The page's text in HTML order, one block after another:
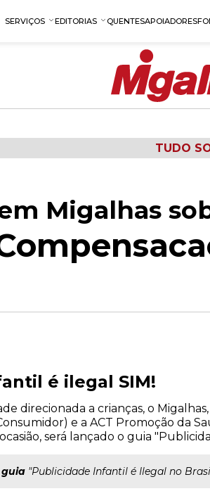
SERVIÇOS EDITORIAS QUENTESAPOIADORES
TUDO
Migalhas
é ilegal SIM!
direcionada a crianças, o
e a ACT Promoção da
será lançado o guia
guia "Publicidade Infantil é Ilegal no